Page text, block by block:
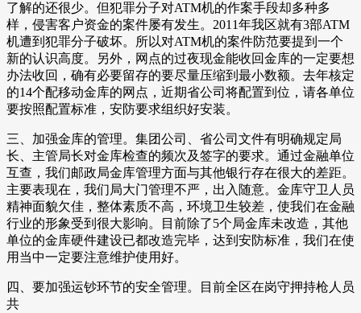
了解的还很少。但犯罪分子对ATM机的作案手段却多种多
样，侵害客户资金的案件屡有发生。2011年我区就有3部ATM
机遭到犯罪分子破坏。所以对ATM机的案件防范要提到一个
新的认识高度。另外，网点的过夜现金能收回金库的一定要想
办法收回，确有必要留存的要尽量压缩到最小数额。去年核定
的14个配移动金库的网点，近期省公司将配置到位，请各单位
要按照配置标准，安防要求组织好安装。
三、加强金库的管理。集团公司、省公司文件有明确规定局
长、主管局长对金库检查的频次及签字的要求。通过金融单位
互查，我们邮政局金库管理方面与其他银行存在很大的差距。
主要表现在，我们局大门管理不严，出入随意。金库守卫人员
精神面貌欠佳，整体素质不高，环境卫生较差，使我们在金融
行业的形象受到很大影响。目前除了5个局金库未改造，其他
单位的金库硬件建设已都改造完毕，达到安防标准，我们在使
用当中一定要注意维护使用好。
四、要加强运钞环节的安全管理。目前全区在岗守押持枪人员
共